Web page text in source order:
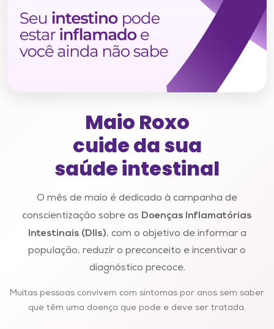
Maio Roxo
cuide da sua
saúde intestinal
O mês de maio é dedicado à campanha de
conscientização sobre as Doenças Inflamatórias
Intestinais (DIIs), com o objetivo de informar a
população, reduzir o preconceito e incentivar o
diagnóstico precoce.
Muitas pessoas convivem com sintomas por anos sem saber
que têm uma doença que pode e deve ser tratada.